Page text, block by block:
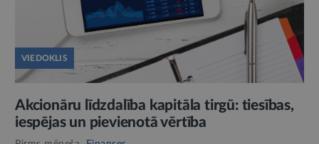
VIEDOKLIS
Akcionāru līdzdalība kapitāla tirgū: tiesības,
iespējas un pievienotā vērtība